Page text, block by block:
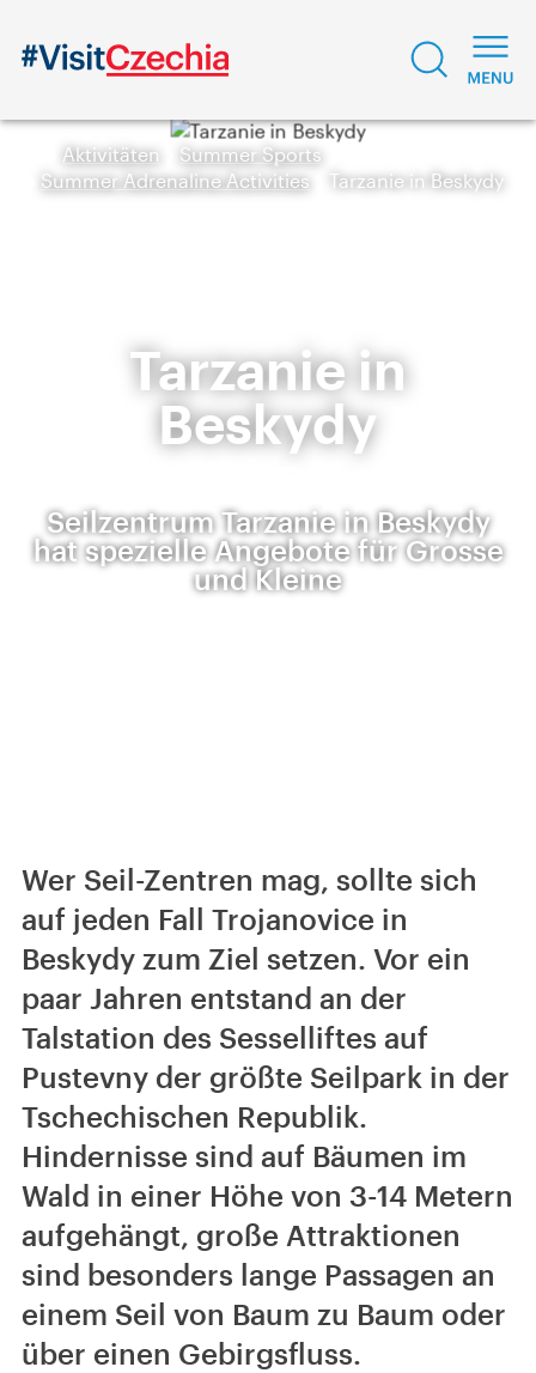
Aktivitäten
Summer Sports
Summer Adrenaline Activities
Tarzanie in Beskydy
Tarzanie in
Beskydy
Seilzentrum Tarzanie in Beskydy
hat spezielle Angebote für Grosse
und Kleine
Wer Seil-Zentren mag, sollte sich
auf jeden Fall Trojanovice in
Beskydy zum Ziel setzen. Vor ein
paar Jahren entstand an der
Talstation des Sesselliftes auf
Pustevny der größte Seilpark in der
Tschechischen Republik.
Hindernisse sind auf Bäumen im
Wald in einer Höhe von 3-14 Metern
aufgehängt, große Attraktionen
sind besonders lange Passagen an
einem Seil von Baum zu Baum oder
über einen Gebirgsfluss.